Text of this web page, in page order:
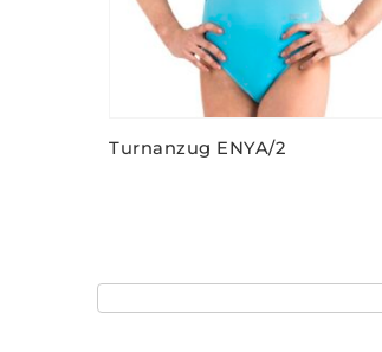
Turnanzug ENYA/2